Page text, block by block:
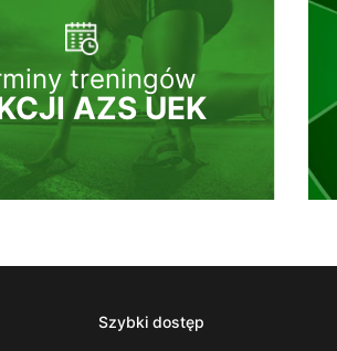
treningów
AZS UEK
Szybki dostęp